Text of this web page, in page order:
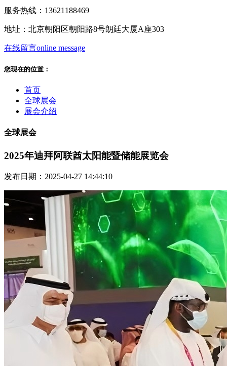
服务热线：13621188469
地址：北京朝阳区朝阳路8号朗廷大厦A座303
在线留言online message
您现在的位置：
首页
全球展会
展会介绍
全球展会
2025年迪拜阿联酋太阳能暨储能展览会
发布日期：2025-04-27 14:44:10